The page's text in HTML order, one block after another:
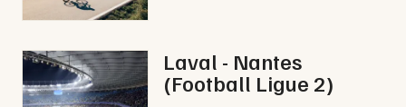
Actus à Château-Gontier-sur-Mayenne
Magazine à Château-Gontier-sur-Mayenne
Laval - Nantes
(Football Ligue 2)